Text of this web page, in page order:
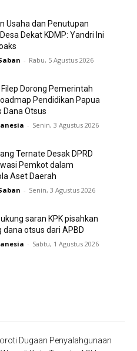
Usaha dan Penutupan
Dekat KDMP: Yandri Ini
- Rabu, 5 Agustus 2026
Dorong Pemerintah
Pendidikan Papua
Dana Otsus
- Senin, 3 Agustus 2026
Ternate Desak DPRD
Pemkot dalam
Aset Daerah
- Senin, 3 Agustus 2026
saran KPK pisahkan
dana otsus dari APBD
- Sabtu, 1 Agustus 2026
Dugaan Penyalahgunaan